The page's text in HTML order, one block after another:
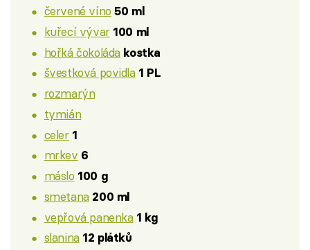
červené víno 50 ml
kuřecí vývar 100 ml
hořká čokoláda kostka
švestková povidla 1 PL
rozmarýn
tymián
celer 1
mrkev 6
máslo 100 g
smetana 200 ml
vepřová panenka 1 kg
slanina 12 plátků